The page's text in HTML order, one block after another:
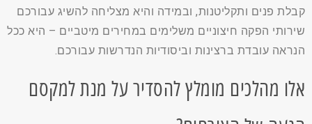
קבלת פנים ותקליטנות, ובמידה והיא מצליחה להשיג עבורכם
שירותי הפקה חיצוניים משלימים במחירים מיטביים – היא ככל
הנראה עובדת ברצינות וביסודיות הנדרשות עבורכם.
אלו מהלכים מומלץ להסדיר על מנת למקסם